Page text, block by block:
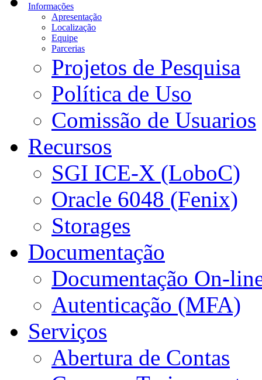
Informações
Apresentação
Localização
Equipe
Parcerias
Projetos de Pesquisa
Política de Uso
Comissão de Usuarios
Recursos
SGI ICE-X (LoboC)
Oracle 6048 (Fenix)
Storages
Documentação
Documentação On-
Autenticação (MFA)
Serviços
Abertura de Contas